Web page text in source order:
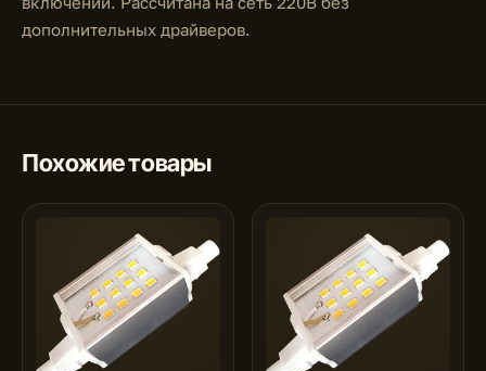
дополнительных драйверов.
Похожие товары